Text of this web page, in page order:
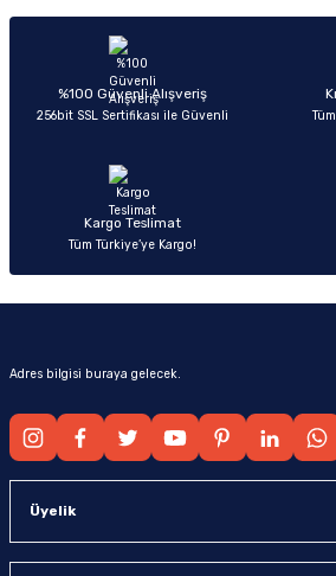
Ürün açıklamasında eksik bilgiler bulunuyor.
Ürün bilgilerinde hatalar bulunuyor.
Ürün fiyatı diğer sitelerden daha pahalı.
Sitemize ilk yorumu siz
%100 Güvenli Alışveriş
256bit SSL Sertifikası ile Güvenli
Kargo Teslimat
Tüm Türkiye’ye Kargo!
Adres bilgisi buraya gelecek.
Üyelik